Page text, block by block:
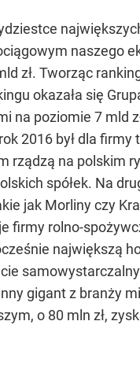
naszego
zł. Tworząc
okazała się
na poziomie 7 mld
2016 był dla firmy
rządzą na polskim
spółek. Na
jak Morliny czy
firmy rolno-
największą
gigant z branży
o 80 mln zł,